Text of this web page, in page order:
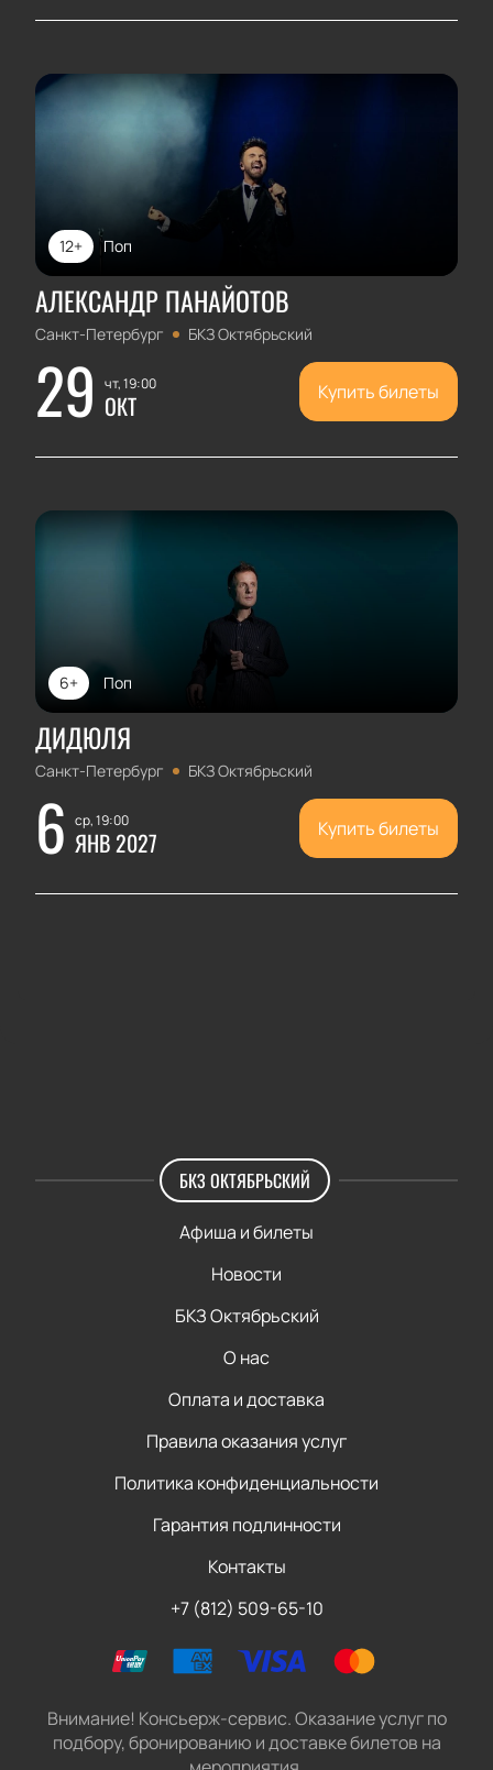
Поп
12+
АЛЕКСАНДР ПАНАЙОТОВ
Санкт-Петербург БКЗ Октябрьский
29 чт, 19:00
ОКТ Купить билеты
Поп
6+
ДИДЮЛЯ
Санкт-Петербург БКЗ Октябрьский
6 ср, 19:00
ЯНВ 2027 Купить билеты
БКЗ ОКТЯБРЬСКИЙ
Афиша и билеты
Новости
БКЗ Октябрьский
О нас
Оплата и доставка
Правила оказания услуг
Политика конфиденциальности
Гарантия подлинности
Контакты
+7 (812) 509-65-10
Внимание! Консьерж-сервис. Оказание услуг по
подбору, бронированию и доставке билетов на